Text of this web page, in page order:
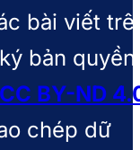
bài viết
bản quyền
CC BY-ND
chép dữ